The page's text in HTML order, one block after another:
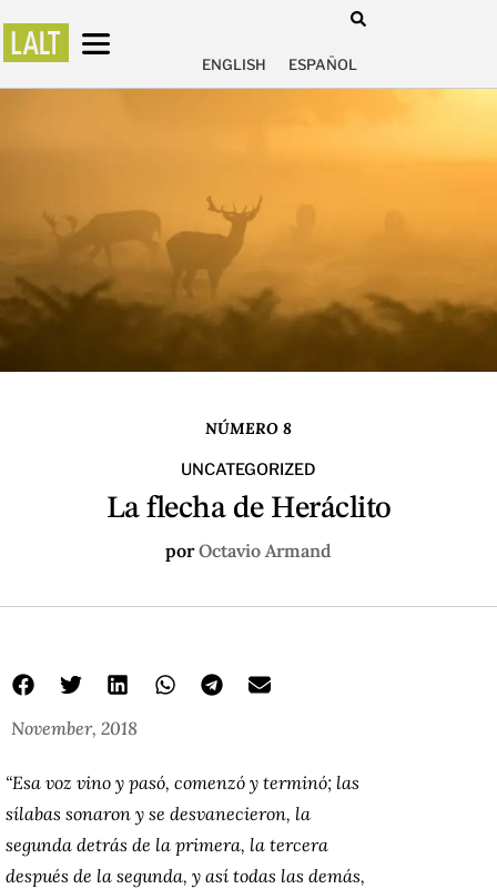
ENGLISH ESPAÑOL
NÚMERO 8
UNCATEGORIZED
La flecha de Heráclito
porOctavio Armand
November, 2018
“Esa voz vino y pasó, comenzó y terminó; las
sílabas sonaron y se desvanecieron, la
segunda detrás de la primera, la tercera
después de la segunda, y así todas las demás,